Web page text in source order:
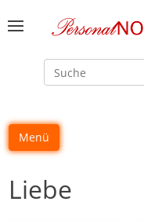
Suche
Menü
Liebe